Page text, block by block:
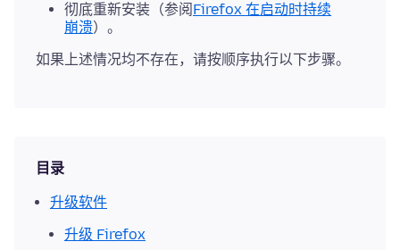
彻底重新安装（参阅 Firefox 在启动时持续
崩溃）。
如果上述情况均不存在，请按顺序执行以下步骤。
目录
升级软件
升级 Firefox